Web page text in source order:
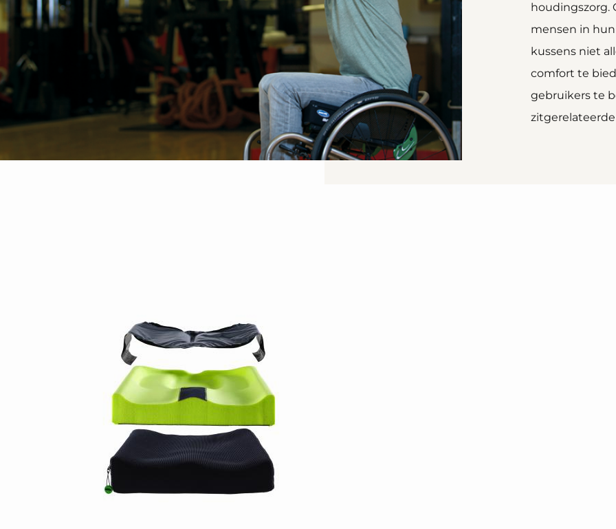
houdingszorg.
mensen in
kussens niet
comfort te
gebruikers te